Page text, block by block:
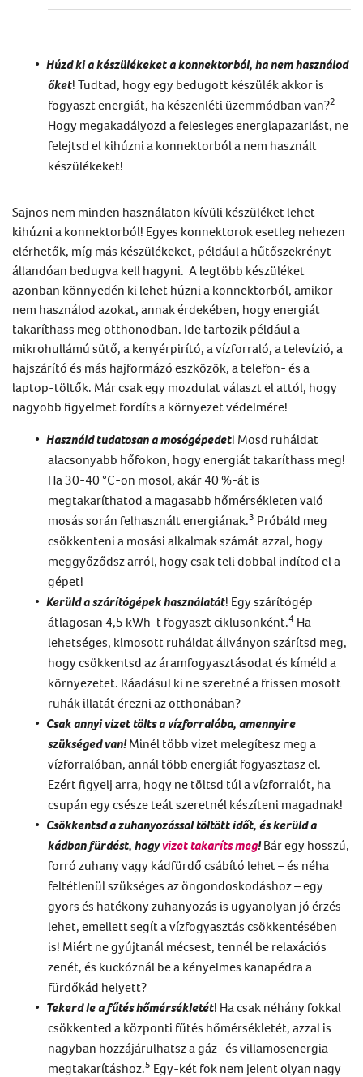
Húzd ki a készülékeket a konnektorból, ha nem használod
őket! Tudtad, hogy egy bedugott készülék akkor is
fogyaszt energiát, ha készenléti üzemmódban van?2
Hogy megakadályozd a felesleges energiapazarlást, ne
felejtsd el kihúzni a konnektorból a nem használt
készülékeket!
Sajnos nem minden használaton kívüli készüléket lehet
kihúzni a konnektorból! Egyes konnektorok esetleg nehezen
elérhetők, míg más készülékeket, például a hűtőszekrényt
állandóan bedugva kell hagyni. A legtöbb készüléket
azonban könnyedén ki lehet húzni a konnektorból, amikor
nem használod azokat, annak érdekében, hogy energiát
takaríthass meg otthonodban. Ide tartozik például a
mikrohullámú sütő, a kenyérpirító, a vízforraló, a televízió, a
hajszárító és más hajformázó eszközök, a telefon- és a
laptop-töltők. Már csak egy mozdulat választ el attól, hogy
nagyobb figyelmet fordíts a környezet védelmére!
Használd tudatosan a mosógépedet! Mosd ruháidat
alacsonyabb hőfokon, hogy energiát takaríthass meg!
Ha 30-40 °C-on mosol, akár 40 %-át is
megtakaríthatod a magasabb hőmérsékleten való
mosás során felhasznált energiának.3 Próbáld meg
csökkenteni a mosási alkalmak számát azzal, hogy
meggyőződsz arról, hogy csak teli dobbal indítod el a
gépet!
Kerüld a szárítógépek használatát! Egy szárítógép
átlagosan 4,5 kWh-t fogyaszt ciklusonként.4 Ha
lehetséges, kimosott ruháidat állványon szárítsd meg,
hogy csökkentsd az áramfogyasztásodat és kíméld a
környezetet. Ráadásul ki ne szeretné a frissen mosott
ruhák illatát érezni az otthonában?
Csak annyi vizet tölts a vízforralóba, amennyire
szükséged van!Minél több vizet melegítesz meg a
vízforralóban, annál több energiát fogyasztasz el.
Ezért figyelj arra, hogy ne töltsd túl a vízforralót, ha
csupán egy csésze teát szeretnél készíteni magadnak!
Csökkentsd a zuhanyozással töltött időt, és kerüld a
kádban fürdést, hogyvizet takaríts meg!Bár egy hosszú,
forró zuhany vagy kádfürdő csábító lehet – és néha
feltétlenül szükséges az öngondoskodáshoz – egy
gyors és hatékony zuhanyozás is ugyanolyan jó érzés
lehet, emellett segít a vízfogyasztás csökkentésében
is! Miért ne gyújtanál mécsest, tennél be relaxációs
zenét, és kuckóznál be a kényelmes kanapédra a
fürdőkád helyett?
Tekerd le a fűtés hőmérsékletét! Ha csak néhány fokkal
csökkented a központi fűtés hőmérsékletét, azzal is
nagyban hozzájárulhatsz a gáz- és villamosenergia-
megtakarításhoz.5 Egy-két fok nem jelent olyan nagy